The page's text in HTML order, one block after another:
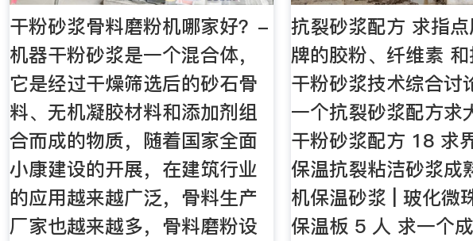
干粉砂浆骨料磨粉机哪家好？-
机器干粉砂浆是一个混合体，
它是经过干燥筛选后的砂石骨
料、无机凝胶材料和添加剂组
合而成的物质，随着国家全面
小康建设的开展，在建筑行业
的应用越来越广泛，骨料生产
厂家也越来越多，骨料磨粉设
抗裂砂浆配方 求指
牌的胶粉、纤维素
干粉砂浆技术综合讨
一个抗裂砂浆配方求
干粉砂浆配方 18 求
保温抗裂粘洁砂浆成
机保温砂浆 | 玻化微
保温板 5 人 求一个